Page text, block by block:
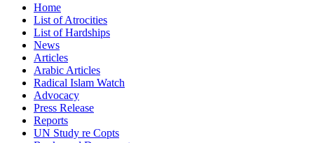
Home
List of Atrocities
List of Hardships
News
Articles
Arabic Articles
Radical Islam Watch
Advocacy
Press Release
Reports
UN Study re Copts